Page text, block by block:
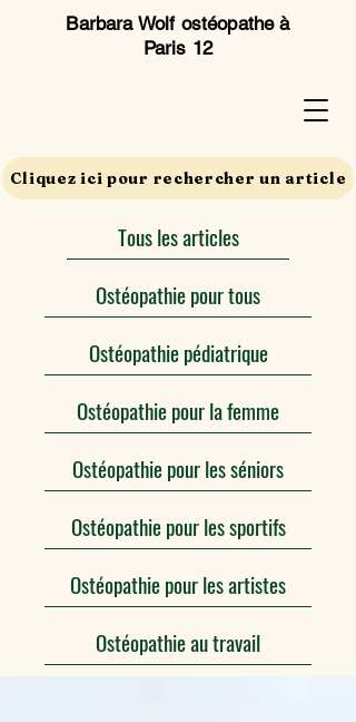
Barbara Wolf ostéopathe à
Paris 12
Cliquez ici pour rechercher un article
Tous les articles
Ostéopathie pour tous
Ostéopathie pédiatrique
Ostéopathie pour la femme
Ostéopathie pour les séniors
Ostéopathie pour les sportifs
Ostéopathie pour les artistes
Ostéopathie au travail